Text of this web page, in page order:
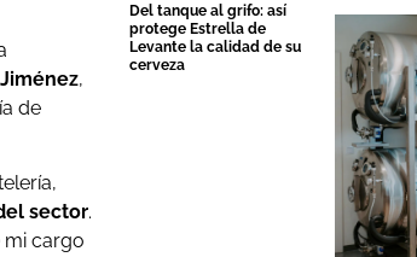
,
de
sector.
mi cargo
Del tanque al grifo: así
protege Estrella de
Levante la calidad de su
cerveza